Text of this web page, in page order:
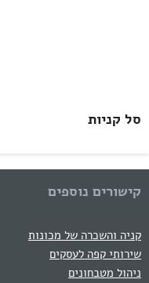
סל קניות
קישורים נוספים
קניה והשכרה של מכונות
שירותי קפה לעסקים
ניהול מטבחונים